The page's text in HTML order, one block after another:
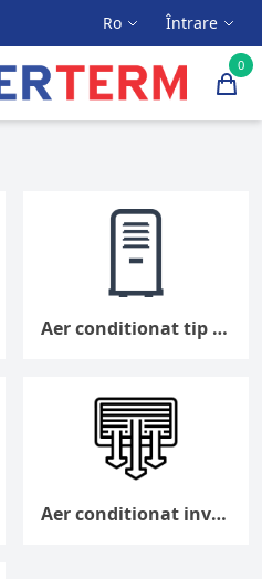
Ro Întrare
0
Aer conditionat tip Coloana
Aer conditionat inverter tip duct